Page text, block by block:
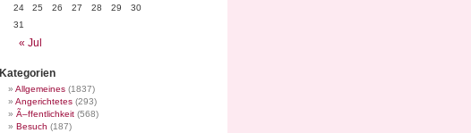
« Jul
24
25 26 27 28 29
30
31
Kategorien
Allgemeines (1837)
Angerichtetes (293)
Ã–ffentlichkeit (568)
Besuch (187)